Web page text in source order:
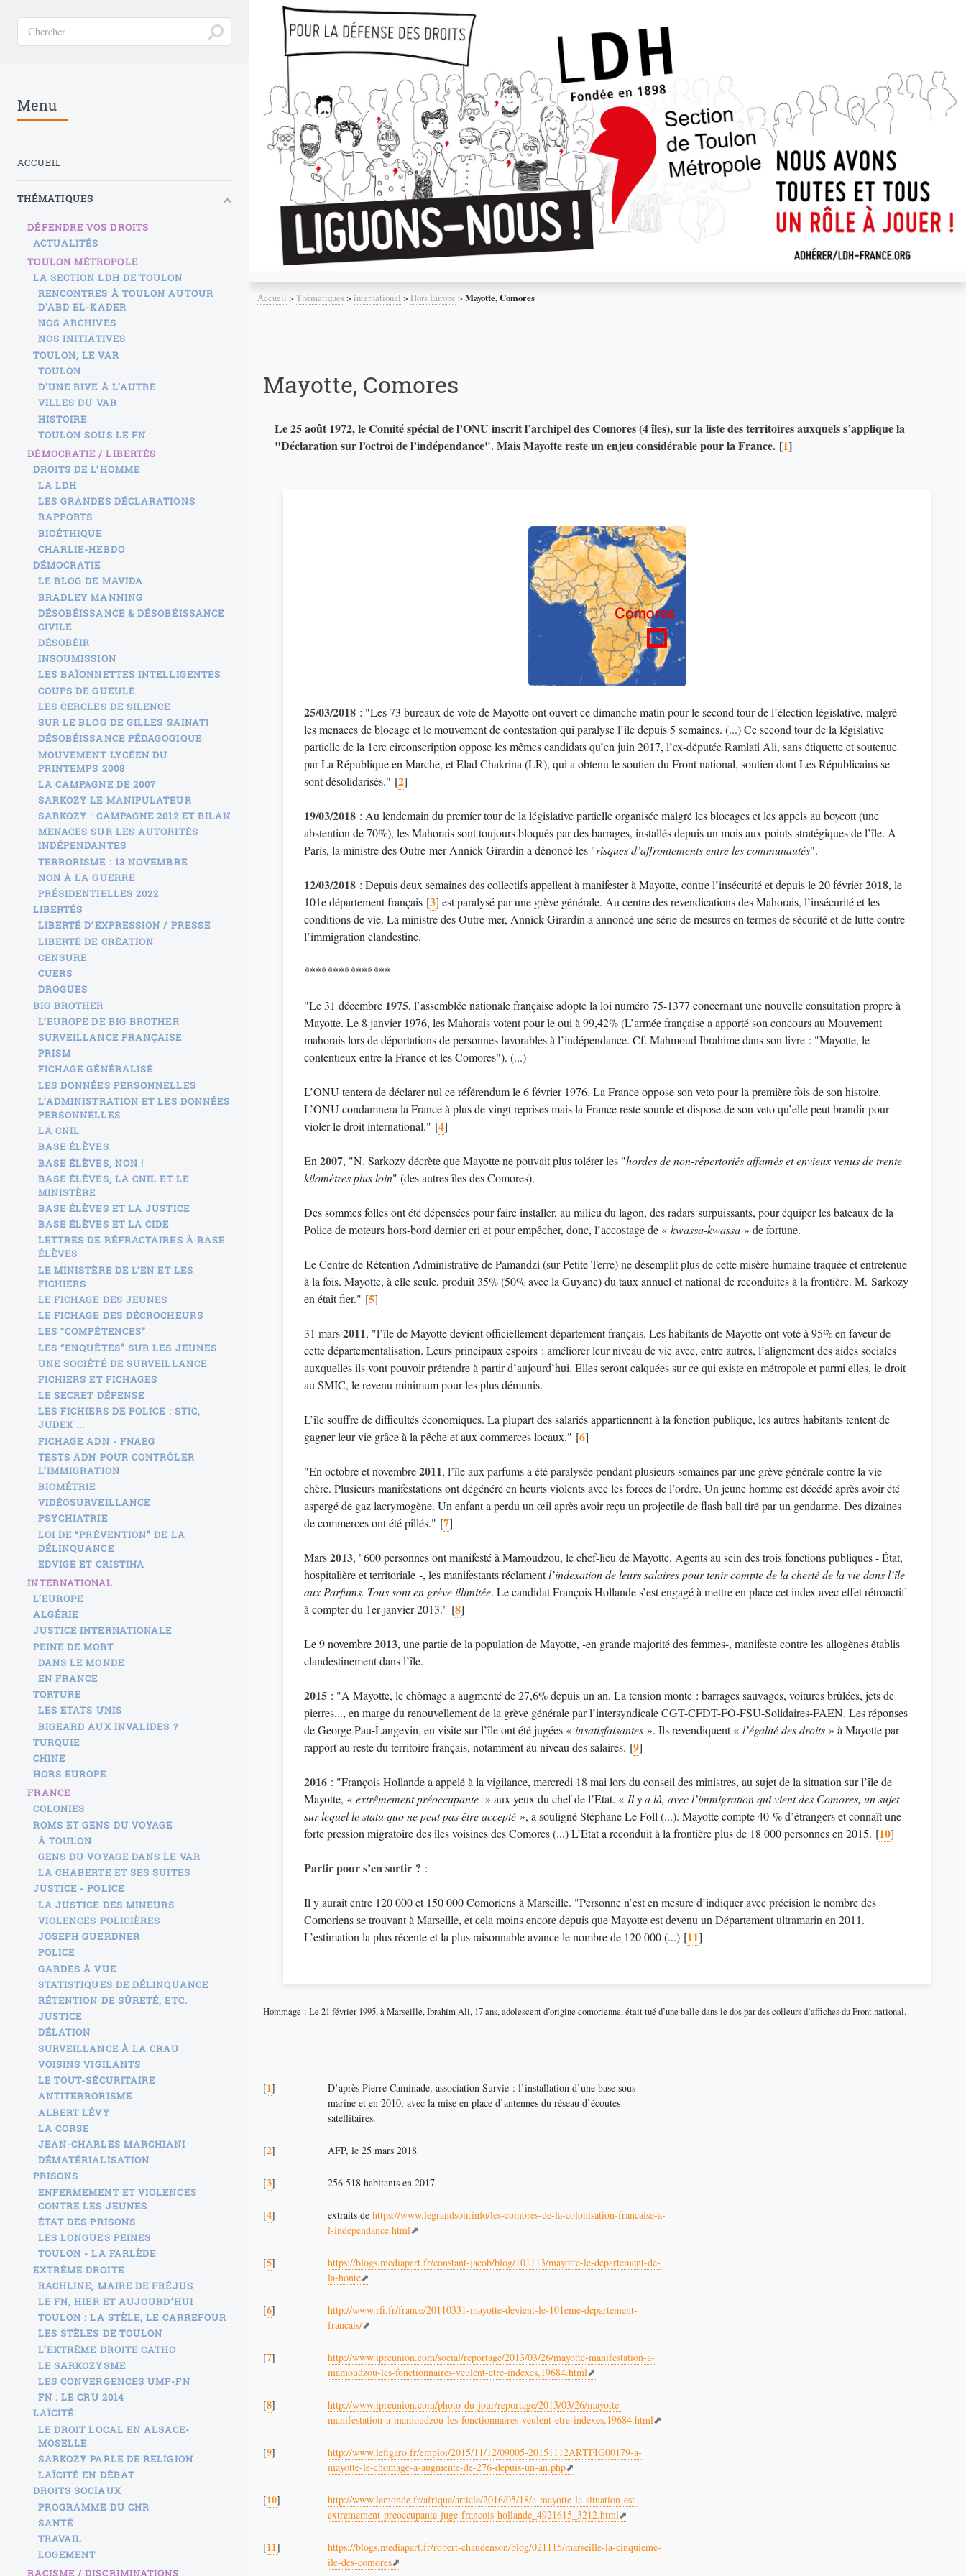
Accueil >Thématiques> international >Hors Europe >Mayotte, Comores
Mayotte, Comores
Le 25 août 1972, le Comité spécial de l’ONU inscrit l’archipel des Comores (4 îles), sur la liste des territoires auxquels s’applique la
"Déclaration sur l’octroi de l’indépendance". Mais Mayotte reste un enjeu considérable pour la France.[1]
25/03/2018 : "Les 73 bureaux de vote de Mayotte ont ouvert ce dimanche matin pour le second tour de l’élection législative, malgré
les menaces de blocage et le mouvement de contestation qui paralyse l’île depuis 5 semaines. (...) Ce second tour de la législative
partielle de la 1ere circonscription oppose les mêmes candidats qu’en juin 2017, l’ex-députée Ramlati Ali, sans étiquette et soutenue
par La République en Marche, et Elad Chakrina (LR), qui a obtenu le soutien du Front national, soutien dont Les Républicains se
sont désolidarisés." [2]
19/03/2018 : Au lendemain du premier tour de la législative partielle organisée malgré les blocages et les appels au boycott (une
abstention de 70%), les Mahorais sont toujours bloqués par des barrages, installés depuis un mois aux points stratégiques de l’île. A
Paris, la ministre des Outre-mer Annick Girardin a dénoncé les "risques d’affrontements entre les communautés".
12/03/2018 : Depuis deux semaines des collectifs appellent à manifester à Mayotte, contre l’insécurité et depuis le 20 février2018, le
101e département français [3] est paralysé par une grève générale. Au centre des revendications des Mahorais, l’insécurité et les
conditions de vie. La ministre des Outre-mer, Annick Girardin a annoncé une série de mesures en termes de sécurité et de lutte contre
l’immigration clandestine.
***************
"Le 31 décembre 1975, l’assemblée nationale française adopte la loi numéro 75-1377 concernant une nouvelle consultation propre à
Mayotte. Le 8 janvier 1976, les Mahorais votent pour le oui à 99,42% (L’armée française a apporté son concours au Mouvement
mahorais lors de déportations de personnes favorables à l’indépendance. Cf. Mahmoud Ibrahime dans son livre : "Mayotte, le
contentieux entre la France et les Comores"). (...)
L’ONU tentera de déclarer nul ce référendum le 6 février 1976. La France oppose son veto pour la première fois de son histoire.
L’ONU condamnera la France à plus de vingt reprises mais la France reste sourde et dispose de son veto qu’elle peut brandir pour
violer le droit international." [4]
En2007, "N. Sarkozy décrète que Mayotte ne pouvait plus tolérer les "hordes de non-répertoriés affamés et envieux venus de trente
kilomètres plus loin" (des autres îles des Comores).
Des sommes folles ont été dépensées pour faire installer, au milieu du lagon, des radars surpuissants, pour équiper les bateaux de la
Police de moteurs hors-bord dernier cri et pour empêcher, donc, l’accostage de «kwassa-kwassa » de fortune.
Le Centre de Rétention Administrative de Pamandzi (sur Petite-Terre) ne désemplit plus de cette misère humaine traquée et entretenue
à la fois. Mayotte, à elle seule, produit 35% (50% avec la Guyane) du taux annuel et national de reconduites à la frontière. M. Sarkozy
en était fier." [5]
31 mars2011, "l’île de Mayotte devient officiellement département français. Les habitants de Mayotte ont voté à 95% en faveur de
cette départementalisation. Leurs principaux espoirs : améliorer leur niveau de vie avec, entre autres, l’alignement des aides sociales
auxquelles ils vont pouvoir prétendre à partir d’aujourd’hui. Elles seront calquées sur ce qui existe en métropole et parmi elles, le droit
au SMIC, le revenu minimum pour les plus démunis.
L’île souffre de difficultés économiques. La plupart des salariés appartiennent à la fonction publique, les autres habitants tentent de
gagner leur vie grâce à la pêche et aux commerces locaux." [6]
"En octobre et novembre2011, l’île aux parfums a été paralysée pendant plusieurs semaines par une grève générale contre la vie
chère. Plusieurs manifestations ont dégénéré en heurts violents avec les forces de l’ordre. Un jeune homme est décédé après avoir été
aspergé de gaz lacrymogène. Un enfant a perdu un œil après avoir reçu un projectile de flash ball tiré par un gendarme. Des dizaines
de commerces ont été pillés." [7]
Mars2013, "600 personnes ont manifesté à Mamoudzou, le chef-lieu de Mayotte. Agents au sein des trois fonctions publiques - État,
hospitalière et territoriale -, les manifestants réclamentl’indexation de leurs salaires pour tenir compte de la cherté de la vie dans l’île
aux Parfums. Tous sont en grève illimitée. Le candidat François Hollande s’est engagé à mettre en place cet index avec effet rétroactif
à compter du 1er janvier 2013." [8]
Le 9 novembre2013, une partie de la population de Mayotte, -en grande majorité des femmes-, manifeste contre les allogènes établis
clandestinement dans l’île.
2015 : "A Mayotte, le chômage a augmenté de 27,6% depuis un an. La tension monte : barrages sauvages, voitures brûlées, jets de
pierres..., en marge du renouvellement de la grève générale par l’intersyndicale CGT-CFDT-FO-FSU-Solidaires-FAEN. Les réponses
de George Pau-Langevin, en visite sur l’île ont été jugées «insatisfaisantes ». Ils revendiquent «l’égalité des droits » à Mayotte par
rapport au reste du territoire français, notamment au niveau des salaires. [9]
2016 : "François Hollande a appelé à la vigilance, mercredi 18 mai lors du conseil des ministres, au sujet de la situation sur l’île de
Mayotte, «extrêmement préoccupante » aux yeux du chef de l’Etat. «Il y a là, avec l’immigration qui vient des Comores, un sujet
sur lequel le statu quo ne peut pas être accepté », a souligné Stéphane Le Foll (...). Mayotte compte 40 % d’étrangers et connaît une
forte pression migratoire des îles voisines des Comores (...) L’Etat a reconduit à la frontière plus de 18 000 personnes en 2015. [10]
Partir pour s’en sortir ? :
Il y aurait entre 120 000 et 150 000 Comoriens à Marseille. "Personne n’est en mesure d’indiquer avec précision le nombre des
Comoriens se trouvant à Marseille, et cela moins encore depuis que Mayotte est devenu un Département ultramarin en 2011.
L’estimation la plus récente et la plus raisonnable avance le nombre de 120 000 (...) [11]
Hommage : Le 21 février 1995, à Marseille, Ibrahim Ali, 17 ans, adolescent d’origine comorienne, était tué d’une balle dans le dos par des colleurs d’affiches du Front national.
[1]
D’après Pierre Caminade, association Survie : l’installation d’une base sous-
marine et en 2010, avec la mise en place d’antennes du réseau d’écoutes
satellitaires.
[2] AFP, le 25 mars 2018
[3] 256 518 habitants en 2017
[4] extraits de https://www.legrandsoir.info/les-comores-de-la-colonisation-francaise-a-
l-independance.html
[5]
https://blogs.mediapart.fr/constant-jacob/blog/101113/mayotte-le-departement-de-
la-honte
[6]
http://www.rfi.fr/france/20110331-mayotte-devient-le-101eme-departement-
francais/
[7]
http://www.ipreunion.com/social/reportage/2013/03/26/mayotte-manifestation-a-
mamoudzou-les-fonctionnaires-veulent-etre-indexes,19684.html
[8]
http://www.ipreunion.com/photo-du-jour/reportage/2013/03/26/mayotte-
manifestation-a-mamoudzou-les-fonctionnaires-veulent-etre-indexes,19684.html
[9]
http://www.lefigaro.fr/emploi/2015/11/12/09005-20151112ARTFIG00179-a-
mayotte-le-chomage-a-augmente-de-276-depuis-un-an.php
[10]
http://www.lemonde.fr/afrique/article/2016/05/18/a-mayotte-la-situation-est-
extremement-preoccupante-juge-francois-hollande_4921615_3212.html
[11]
https://blogs.mediapart.fr/robert-chaudenson/blog/021115/marseille-la-cinquieme-
ile-des-comores
Menu
ACCUEIL
THÉMATIQUES
DÉFENDRE VOS DROITS
ACTUALITÉS
TOULON MÉTROPOLE
LA SECTION LDH DE TOULON
RENCONTRES À TOULON AUTOUR
D’ABD EL-KADER
NOS ARCHIVES
NOS INITIATIVES
TOULON, LE VAR
TOULON
D’UNE RIVE À L’AUTRE
VILLES DU VAR
HISTOIRE
TOULON SOUS LE FN
DÉMOCRATIE / LIBERTÉS
DROITS DE L’HOMME
LA LDH
LES GRANDES DÉCLARATIONS
RAPPORTS
BIOÉTHIQUE
CHARLIE-HEBDO
DÉMOCRATIE
LE BLOG DE MAVIDA
BRADLEY MANNING
DÉSOBÉISSANCE & DÉSOBÉISSANCE
CIVILE
DÉSOBÉIR
INSOUMISSION
LES BAÏONNETTES INTELLIGENTES
COUPS DE GUEULE
LES CERCLES DE SILENCE
SUR LE BLOG DE GILLES SAINATI
DÉSOBÉISSANCE PÉDAGOGIQUE
MOUVEMENT LYCÉEN DU
PRINTEMPS 2008
LA CAMPAGNE DE 2007
SARKOZY LE MANIPULATEUR
SARKOZY : CAMPAGNE 2012 ET BILAN
MENACES SUR LES AUTORITÉS
INDÉPENDANTES
TERRORISME : 13 NOVEMBRE
NON À LA GUERRE
PRÉSIDENTIELLES 2022
LIBERTÉS
LIBERTÉ D’EXPRESSION / PRESSE
LIBERTÉ DE CRÉATION
CENSURE
CUERS
DROGUES
BIG BROTHER
L’EUROPE DE BIG BROTHER
SURVEILLANCE FRANÇAISE
PRISM
FICHAGE GÉNÉRALISÉ
LES DONNÉES PERSONNELLES
L’ADMINISTRATION ET LES DONNÉES
PERSONNELLES
LA CNIL
BASE ÉLÈVES
BASE ÉLÈVES, NON !
BASE ÉLÈVES, LA CNIL ET LE
MINISTÈRE
BASE ÉLÈVES ET LA JUSTICE
BASE ÉLÈVES ET LA CIDE
LETTRES DE RÉFRACTAIRES À BASE
ÉLÈVES
LE MINISTÈRE DE L’EN ET LES
FICHIERS
LE FICHAGE DES JEUNES
LE FICHAGE DES DÉCROCHEURS
LES “COMPÉTENCES”
LES “ENQUÊTES” SUR LES JEUNES
UNE SOCIÉTÉ DE SURVEILLANCE
FICHIERS ET FICHAGES
LE SECRET DÉFENSE
LES FICHIERS DE POLICE : STIC,
JUDEX ...
FICHAGE ADN - FNAEG
TESTS ADN POUR CONTRÔLER
L’IMMIGRATION
BIOMÉTRIE
VIDÉOSURVEILLANCE
PSYCHIATRIE
LOI DE “PRÉVENTION” DE LA
DÉLINQUANCE
EDVIGE ET CRISTINA
INTERNATIONAL
L’EUROPE
ALGÉRIE
JUSTICE INTERNATIONALE
PEINE DE MORT
DANS LE MONDE
EN FRANCE
TORTURE
LES ETATS UNIS
BIGEARD AUX INVALIDES ?
TURQUIE
CHINE
HORS EUROPE
FRANCE
COLONIES
ROMS ET GENS DU VOYAGE
À TOULON
GENS DU VOYAGE DANS LE VAR
LA CHABERTE ET SES SUITES
JUSTICE - POLICE
LA JUSTICE DES MINEURS
VIOLENCES POLICIÈRES
JOSEPH GUERDNER
POLICE
GARDES À VUE
STATISTIQUES DE DÉLINQUANCE
RÉTENTION DE SÛRETÉ, ETC.
JUSTICE
DÉLATION
SURVEILLANCE À LA CRAU
VOISINS VIGILANTS
LE TOUT-SÉCURITAIRE
ANTITERRORISME
ALBERT LÉVY
LA CORSE
JEAN-CHARLES MARCHIANI
DÉMATÉRIALISATION
PRISONS
ENFERMEMENT ET VIOLENCES
CONTRE LES JEUNES
ÉTAT DES PRISONS
LES LONGUES PEINES
TOULON - LA FARLÈDE
EXTRÊME DROITE
RACHLINE, MAIRE DE FRÉJUS
LE FN, HIER ET AUJOURD’HUI
TOULON : LA STÈLE, LE CARREFOUR
LES STÈLES DE TOULON
L’EXTRÊME DROITE CATHO
LE SARKOZYSME
LES CONVERGENCES UMP-FN
FN : LE CRU 2014
LAÏCITÉ
LE DROIT LOCAL EN ALSACE-
MOSELLE
SARKOZY PARLE DE RELIGION
LAÏCITÉ EN DÉBAT
DROITS SOCIAUX
PROGRAMME DU CNR
SANTÉ
TRAVAIL
LOGEMENT
RACISME / DISCRIMINATIONS